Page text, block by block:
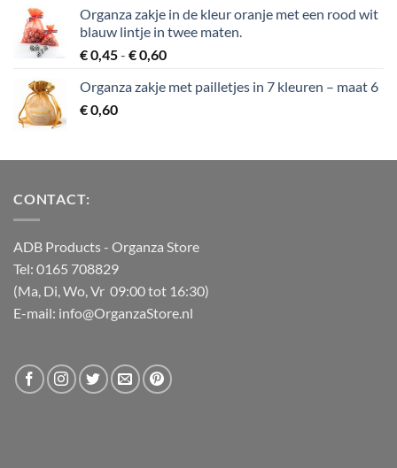
Organza zakje in de kleur oranje met een rood wit
blauw lintje in twee maten.
€0,45- €0,60Prijsklasse:
tot
Organza zakje met pailletjes in 7 kleuren – maat 6
€0,60
CONTACT:
ADB Products- Organza Store
Tel: 0165 708829
(Ma, Di, Wo, Vr 09:00 tot 16:30)
E-mail: info@OrganzaStore.nl